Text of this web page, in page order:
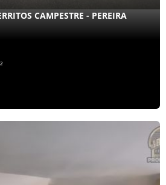
CAMPESTRE - PEREIRA